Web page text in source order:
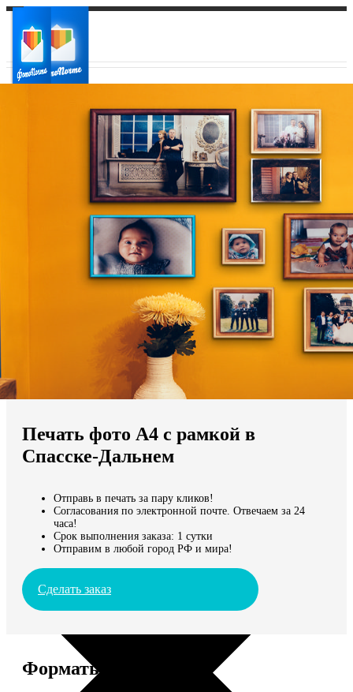
Ваш регион доставки
Выберите из списка:
Мы доставляем по всему миру
Продолжить без города
Печать фото А4 с рамкой в
Спасске-Дальнем
Отправь в печать за пару кликов!
Согласования по электронной почте. Отвечаем за 24
часа!
Срок выполнения заказа: 1 сутки
Отправим в любой город РФ и мира!
Сделать заказ
Форматы и цены